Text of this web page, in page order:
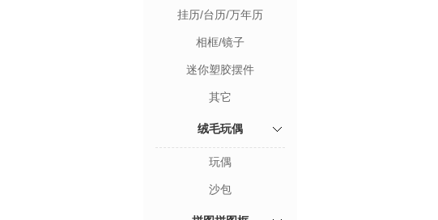
挂历/台历/万年历
相框/镜子
迷你塑胶摆件
其它
绒毛玩偶
玩偶
沙包